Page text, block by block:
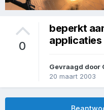
0
beperkt
applicaties
Gevraagd door
20 maart 2003